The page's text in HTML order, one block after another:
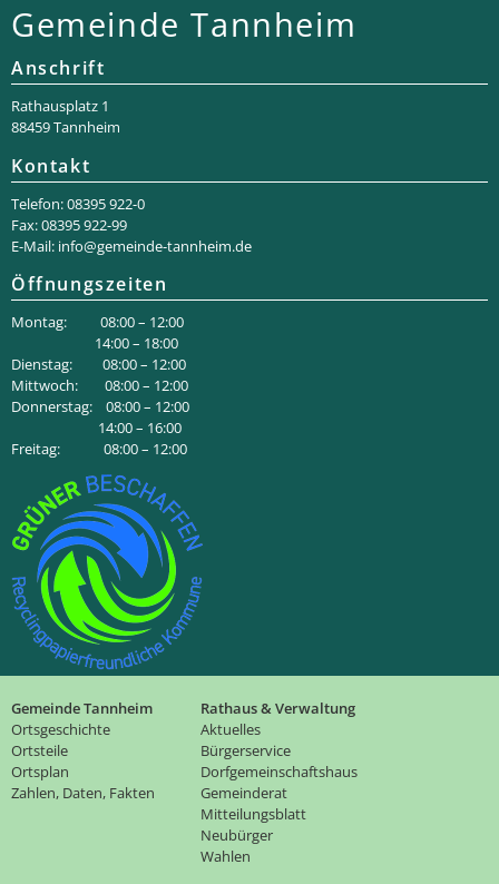
Gemeinde Tannheim
Anschrift
Rathaus­platz 1
88459 Tannheim
Kontakt
Telefon: 08395 922-0
Fax: 08395 922-99
E-Mail: info@gemeinde-tannheim.de
Öffnungszeiten
Montag: 08:00 – 12:00
14:00 – 18:00
Dienstag: 08:00 – 12:00
Mittwoch: 08:00 – 12:00
Donnerstag: 08:00 – 12:00
14:00 – 16:00
Freitag: 08:00 – 12:00
Gemeinde Tannheim
Ortsgeschichte
Ortsteile
Ortsplan
Zahlen, Daten, Fakten
Rathaus & Verwaltung
Aktuelles
Bürgerservice
Dorfgemeinschaftshaus
Gemeinderat
Mitteilungsblatt
Neubürger
Wahlen